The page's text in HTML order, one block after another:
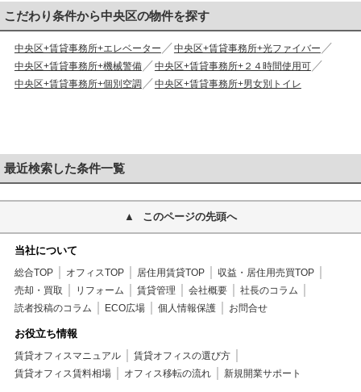
こだわり条件から中央区の物件を探す
中央区+賃貸事務所+エレベーター
中央区+賃貸事務所+光ファイバー
中央区+賃貸事務所+機械警備
中央区+賃貸事務所+２４時間使用可
中央区+賃貸事務所+個別空調
中央区+賃貸事務所+男女別トイレ
最近検索した条件一覧
このページの先頭へ
当社について
総合TOP オフィスTOP 居住用賃貸TOP
収益・居住用売買TOP
売却・買取
リフォーム 賃貸管理 会社概要
社長のコラム
読者投稿のコラム
ECO広場 個人情報保護 お問合せ
お役立ち情報
賃貸オフィスマニュアル
賃貸オフィスの選び方
賃貸オフィス賃料相場
オフィス移転の流れ 新規開業サポート